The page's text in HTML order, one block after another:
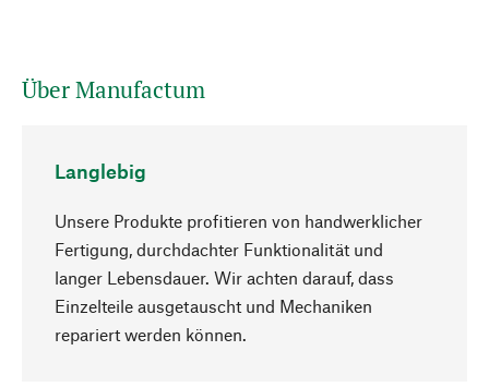
Über Manufactum
Langlebig
Unsere Produkte profitieren von handwerklicher
Fertigung, durchdachter Funktionalität und
langer Lebensdauer. Wir achten darauf, dass
Einzelteile ausgetauscht und Mechaniken
repariert werden können.